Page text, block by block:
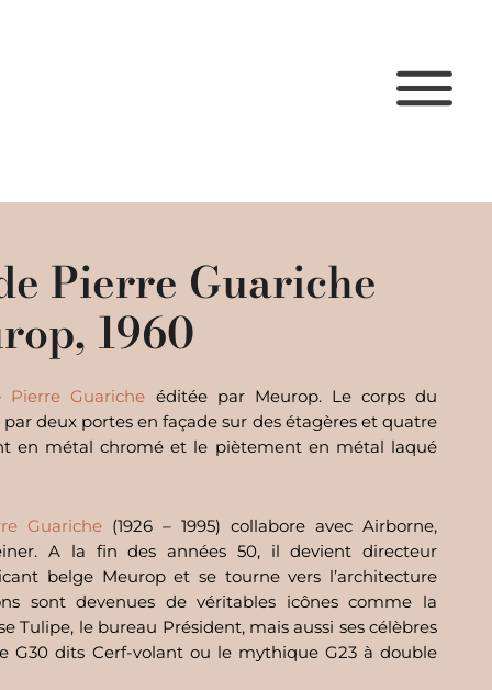
Pierre Guariche
1960
Pierre Guariche éditée par Meurop. Le corps du
deux portes en façade sur des étagères et quatre
en métal chromé et le piètement en métal laqué
Guariche (1926 – 1995) collabore avec Airborne,
A la fin des années 50, il devient directeur
belge Meurop et se tourne vers l’architecture
sont devenues de véritables icônes comme la
Tulipe, le bureau Président, mais aussi ses célèbres
G30 dits Cerf-volant ou le mythique G23 à double